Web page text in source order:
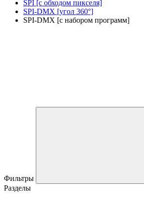
SPI [с обходом пикселя]
SPI-DMX [угол 360°]
SPI-DMX [с набором программ]
Фильтры
Разделы